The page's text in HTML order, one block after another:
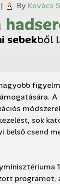
| By Kovács
sebekből
sok
belső csend
programot,